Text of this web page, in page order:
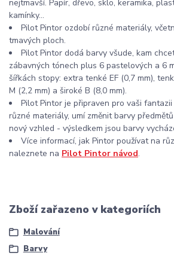
nejtmavší. Papír, dřevo, sklo, keramika,
kamínky...
Pilot Pintor ozdobí různé materiály,
tmavých ploch.
Pilot Pintor dodá barvy všude, kam
zábavných tónech plus 6 pastelových a 6
šířkách stopy: extra tenké EF (0,7 mm),
M (2,2 mm) a široké B (8,0 mm).
Pilot Pintor je připraven pro vaši
různé materiály, umí změnit barvy
nový vzhled - výsledkem jsou barvy
Více informací, jak Pintor používat na
naleznete na Pilot Pintor návod.
Zboží zařazeno v kategoriích
Malování
Barvy